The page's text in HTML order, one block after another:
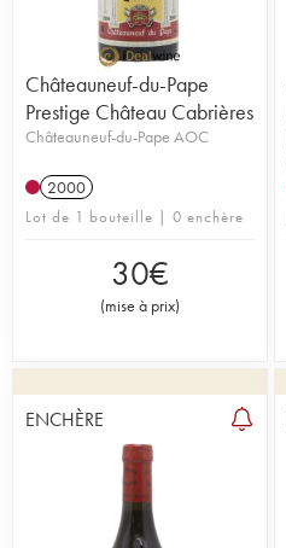
Châteauneuf-du-Pape
Prestige Château Cabrières
Châteauneuf-du-Pape AOC
2000
Lot de 1 bouteille | 0 enchère
30€
(mise à prix)
ENCHÈRE